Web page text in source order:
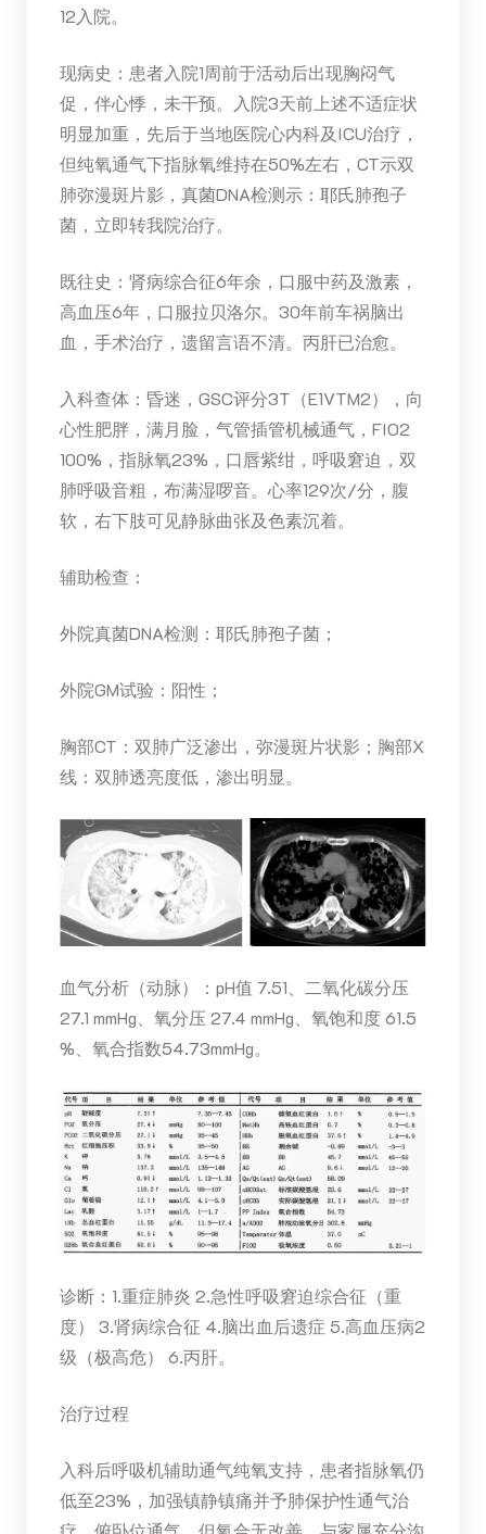
12入院。
现病史：患者入院1周前于活动后出现胸闷气
促，伴心悸，未干预。入院3天前上述不适症状
明显加重，先后于当地医院心内科及ICU治疗，
但纯氧通气下指脉氧维持在50%左右，CT示双
肺弥漫斑片影，真菌DNA检测示：耶氏肺孢子
菌，立即转我院治疗。
既往史：肾病综合征6年余，口服中药及激素，
高血压6年，口服拉贝洛尔。30年前车祸脑出
血，手术治疗，遗留言语不清。丙肝已治愈。
入科查体：昏迷，GSC评分3T（E1VTM2），向
心性肥胖，满月脸，气管插管机械通气，FIO2
100%，指脉氧23%，口唇紫绀，呼吸窘迫，双
肺呼吸音粗，布满湿啰音。心率129次/分，腹
软，右下肢可见静脉曲张及色素沉着。
辅助检查：
外院真菌DNA检测：耶氏肺孢子菌；
外院GM试验：阳性；
胸部CT：双肺广泛渗出，弥漫斑片状影；胸部X
线：双肺透亮度低，渗出明显。
血气分析（动脉）：pH值 7.51、二氧化碳分压
27.1 mmHg、氧分压 27.4 mmHg、氧饱和度 61.5
%、氧合指数54.73mmHg。
诊断：1.重症肺炎 2.急性呼吸窘迫综合征（重
度） 3.肾病综合征 4.脑出血后遗症 5.高血压病2
级（极高危） 6.丙肝。
治疗过程
入科后呼吸机辅助通气纯氧支持，患者指脉氧仍
低至23%，加强镇静镇痛并予肺保护性通气治